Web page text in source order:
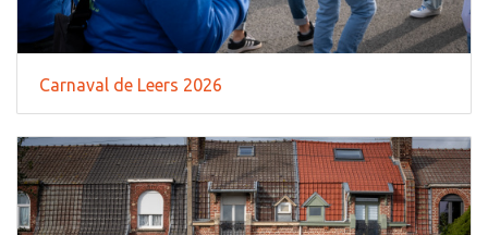
Carnaval de Leers 2026